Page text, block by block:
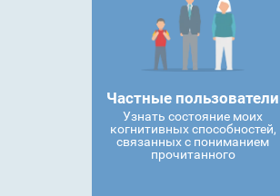
Частные пользователи
Узнать состояние моих
когнитивных способностей,
связанных с пониманием
прочитанного